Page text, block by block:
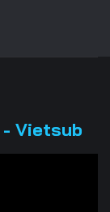
- Vietsub